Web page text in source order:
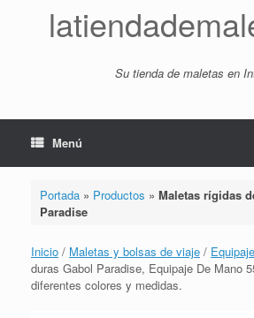
Su tienda de maletas en
Menú
Portada» Productos » Maletas rígidas
Paradise
Inicio / Maletas y bolsas de viaje /
duras Gabol Paradise, Equipaje De Mano
diferentes colores y medidas.